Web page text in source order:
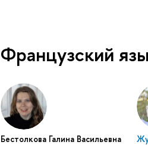
Французский
Бестолкова Галина Васильевна